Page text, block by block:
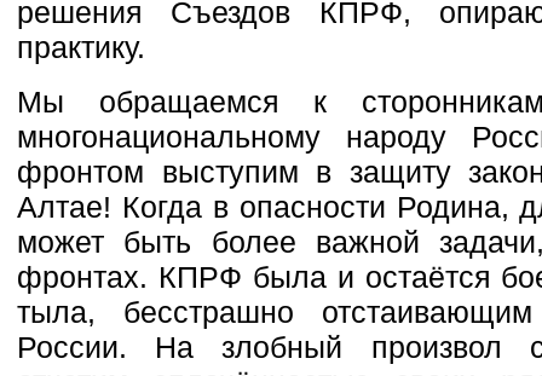
решения Съездов КПРФ,
практику.
Мы обращаемся к
многонациональному народу
фронтом выступим в защиту
Алтае! Когда в опасности Родина,
может быть более важной
фронтах. КПРФ была и остаётся
тыла, бесстрашно
России. На злобный произвол